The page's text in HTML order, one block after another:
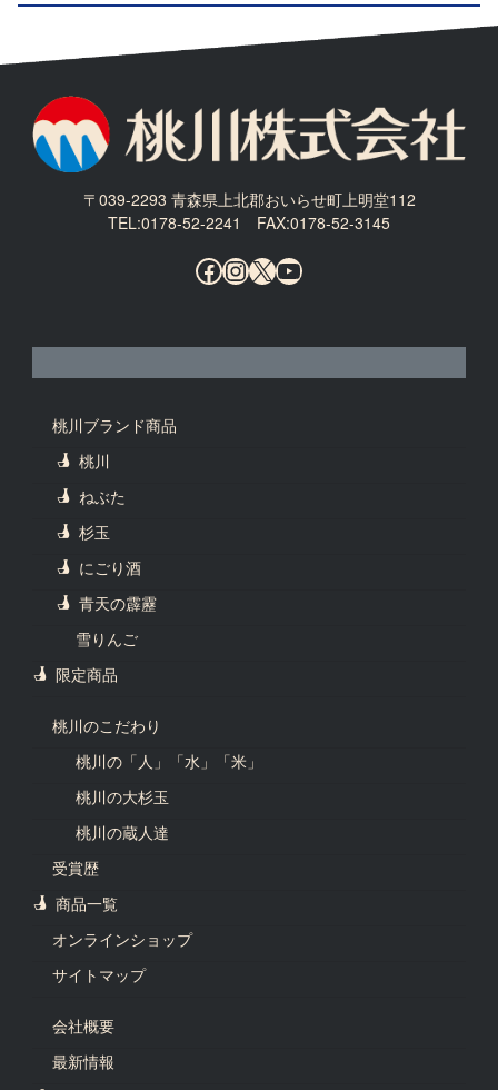
〒039-2293 青森県上北郡おいらせ町上明堂112
TEL:0178-52-2241 FAX:0178-52-3145
Facebook
Instagram
X YouTube
桃川ブランド商品
桃川
ねぶた
杉玉
にごり酒
青天の霹靂
雪りんご
限定商品
桃川のこだわり
桃川の「人」「水」「米」
桃川の大杉玉
桃川の蔵人達
受賞歴
商品一覧
オンラインショップ
サイトマップ
会社概要
最新情報